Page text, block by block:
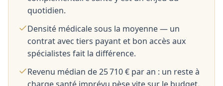
quotidien.
Densité médicale sous la moyenne — un
contrat avec tiers payant et bon accès aux
spécialistes fait la différence.
Revenu médian de 25 710 € par an : un reste à